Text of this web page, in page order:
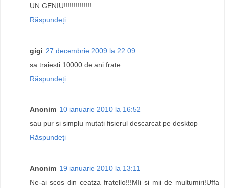
UN GENIU!!!!!!!!!!!!!!
Răspundeți
gigi 27 decembrie 2009 la 22:09
sa traiesti 10000 de ani frate
Răspundeți
Anonim 10 ianuarie 2010 la 16:52
sau pur si simplu mutati fisierul descarcat pe desktop
Răspundeți
Anonim 19 ianuarie 2010 la 13:11
Ne-ai scos din ceatza fratello!!!MIi si mii de multumiri!Uffa